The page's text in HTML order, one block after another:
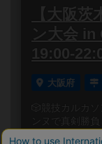
【大阪
ン大会 in
19:00-
大阪府
🎲競技カルカソ
ンヌで真剣勝
す！参加条件